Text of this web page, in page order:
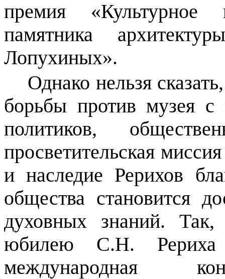
премия «Культурное
памятника
Лопухиных».
Однако нельзя
борьбы против музея
политиков,
просветительская
и наследие Рерихов
общества становится
духовных знаний.
юбилею С.Н.
международная